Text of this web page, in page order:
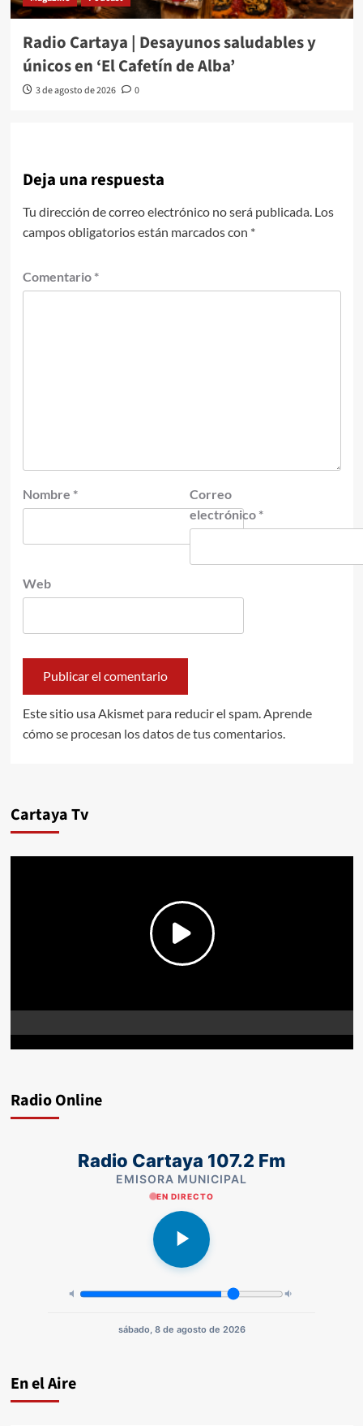
Radio Cartaya | Desayunos saludables y
únicos en ‘El Cafetín de Alba’
3 de agosto de 2026 0
Deja una respuesta
Tu dirección de correo electrónico no será publicada. Los
campos obligatorios están marcados con *
Comentario *
Nombre *
Correo
electrónico *
Web
Este sitio usa Akismet para reducir el spam. Aprende
cómo se procesan los datos de tus comentarios.
Cartaya Tv
Radio Online
Radio Cartaya 107.2 Fm
EMISORA MUNICIPAL
EN DIRECTO
sábado, 8 de agosto de 2026
En el Aire